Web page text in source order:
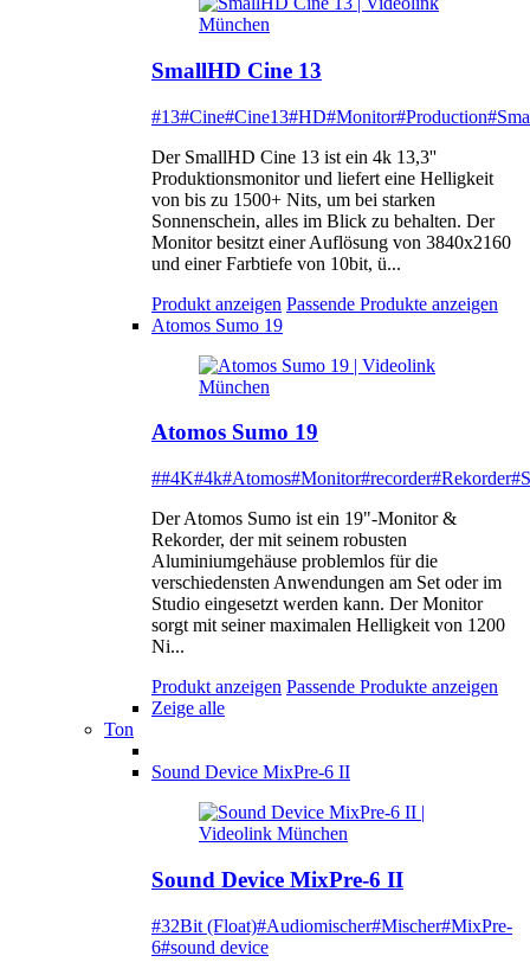
SmallHD Cine 13
#13#Cine#Cine13#HD#Monitor#Production
Der SmallHD Cine 13 ist ein 4k 13,3''
Produktionsmonitor und liefert eine Helligkeit
von bis zu 1500+ Nits, um bei starken
Sonnenschein, alles im Blick zu behalten. Der
Monitor besitzt einer Auflösung von 3840x2160
und einer Farbtiefe von 10bit, ü...
Produkt anzeigen Passende Produkte anzeigen
Atomos Sumo 19
Atomos Sumo 19
##4K#4k#Atomos#Monitor#recorder#Rekorder
Der Atomos Sumo ist ein 19"-Monitor &
Rekorder, der mit seinem robusten
Aluminiumgehäuse problemlos für die
verschiedensten Anwendungen am Set oder im
Studio eingesetzt werden kann. Der Monitor
sorgt mit seiner maximalen Helligkeit von 1200
Ni...
Produkt anzeigen Passende Produkte anzeigen
Zeige alle
Ton
Sound Device MixPre-6 II
Sound Device MixPre-6 II
#32Bit (Float)#Audiomischer#Mischer#MixPre-
6#sound device